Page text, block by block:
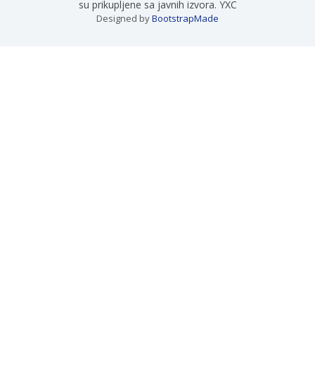
su prikupljene sa javnih izvora. YXC
Designed byBootstrapMade